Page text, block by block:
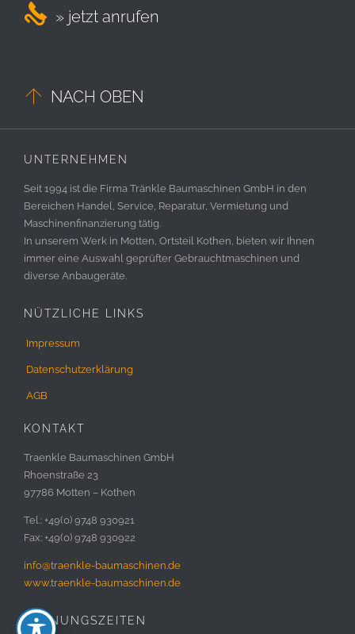
 » jetzt anrufen
 NACH OBEN
UNTERNEHMEN
Seit 1994 ist die Firma Tränkle Baumaschinen GmbH in den
Bereichen Handel, Service, Reparatur, Vermietung und
Maschinenfinanzierung tätig.
In unserem Werk in Motten, Ortsteil Kothen, bieten wir Ihnen
immer eine Auswahl geprüfter Gebrauchtmaschinen und
diverse Anbaugeräte.
NÜTZLICHE LINKS
Impressum
Datenschutzerklärung
AGB
KONTAKT
Traenkle Baumaschinen GmbH
Rhoenstraße 23
97786 Motten – Kothen
Tel.: +49(0) 9748 930921
Fax: +49(0) 9748 930922
info@traenkle-baumaschinen.de
www.traenkle-baumaschinen.de
ÖFFNUNGSZEITEN